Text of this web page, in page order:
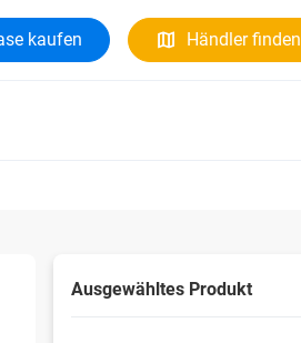
kaufen Händler finden
Ausgewähltes Produkt